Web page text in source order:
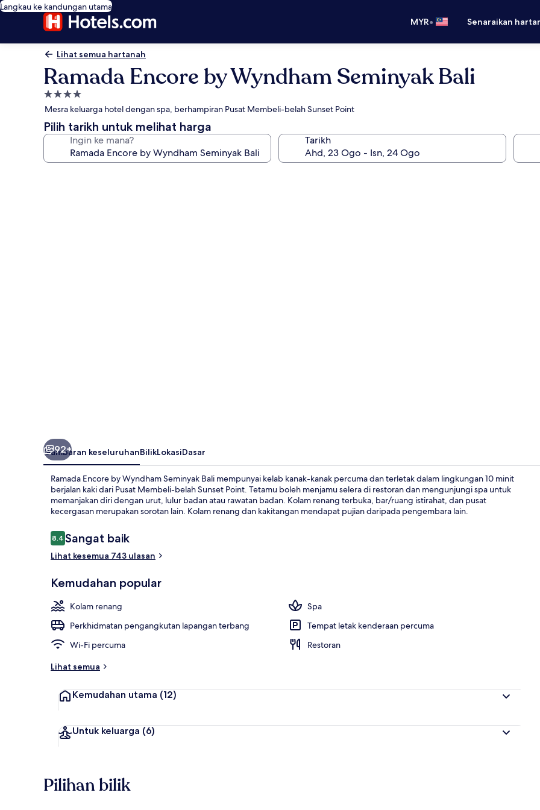
Langkau ke kandungan utama
MYR• Senaraikan
Lihat semua hartanah
Ramada Encore by Wyndham Seminyak Bali
Hartanah
4.0
bintang
Mesra keluarga hotel dengan spa, berhampiran Pusat Membeli-belah Sunset Point
Pilih tarikh untuk melihat harga
Ingin ke mana? Tarikh
92+
Gambaran keseluruhanBilikLokasiDasar
Ramada Encore by Wyndham Seminyak Bali mempunyai kelab kanak-kanak percuma dan terletak dalam lingkungan 10 minit
berjalan kaki dari Pusat Membeli-belah Sunset Point. Tetamu boleh menjamu selera di restoran dan mengunjungi spa untuk
memanjakan diri dengan urut, lulur badan atau rawatan badan. Kolam renang terbuka, bar/ruang istirahat, dan pusat
kecergasan merupakan sorotan lain. Kolam renang dan kakitangan mendapat pujian daripada pengembara lain.
Ulasan
8.48.4 daripada 10
Sangat baik
Lihat kesemua 743 ulasan
Kemudahan popular
Kolam renang
Spa
Perkhidmatan pengangkutan lapangan terbang
Tempat letak kenderaan percuma
Wi-Fi percuma
Restoran
Lihat semua
Kemudahan utama (12)
Untuk keluarga (6)
Pilihan bilik